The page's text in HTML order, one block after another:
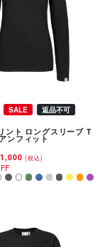
SALE 返品不可
ント ロングスリーブ T
ンフィット
(税込)